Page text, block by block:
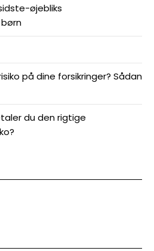
øjebliks
på dine forsikringer? Sådan
du den rigtige